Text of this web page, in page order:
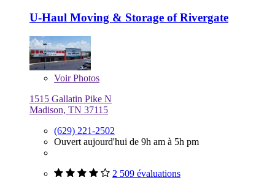
U-Haul Moving & Storage of Rivergate
VoirPhotos
1515 Gallatin Pike N
Madison, TN 37115
(629) 221-2502
Ouvert aujourd'hui de 9h am à 5h pm
2 509 évaluations